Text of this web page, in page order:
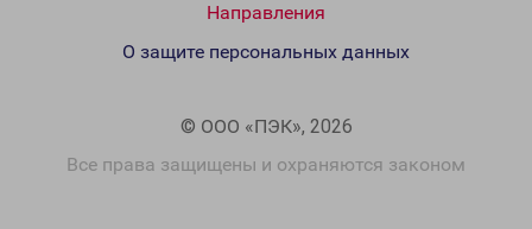
Направления
© ООО «ПЭК», 2026
Все права защищены и охраняются законом
О защите персональных данных